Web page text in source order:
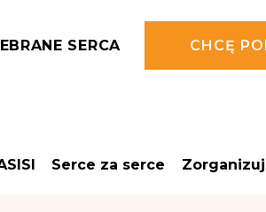
SERCA CHCĘ
Serce za serce